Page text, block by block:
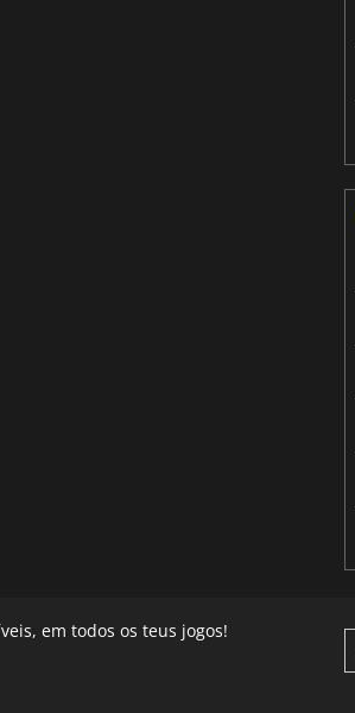
em todos os teus jogos!